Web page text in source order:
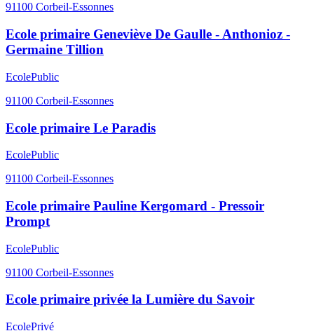
91100 Corbeil-Essonnes
Ecole primaire Geneviève De Gaulle - Anthonioz -
Germaine Tillion
EcolePublic
91100 Corbeil-Essonnes
Ecole primaire Le Paradis
EcolePublic
91100 Corbeil-Essonnes
Ecole primaire Pauline Kergomard - Pressoir
Prompt
EcolePublic
91100 Corbeil-Essonnes
Ecole primaire privée la Lumière du Savoir
EcolePrivé